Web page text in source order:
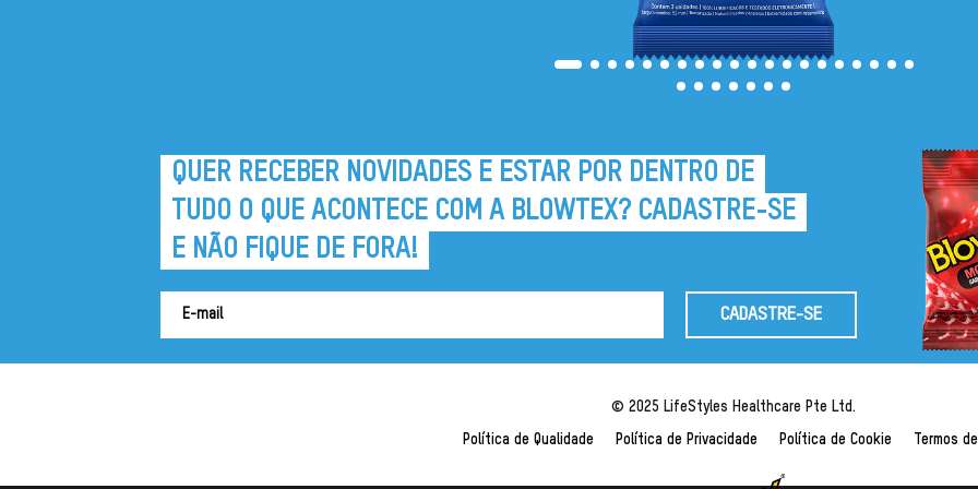
QUER RECEBER NOVIDADES E ESTAR POR DENTRO DE
TUDO O QUE ACONTECE COM A BLOWTEX? CADASTRE-SE
E NÃO FIQUE DE FORA!
CADASTRE-SE
© 2025 LifeStyles Healthcare Pte Ltd.
Política de Qualidade Política de Privacidade Política de Cookie Termos